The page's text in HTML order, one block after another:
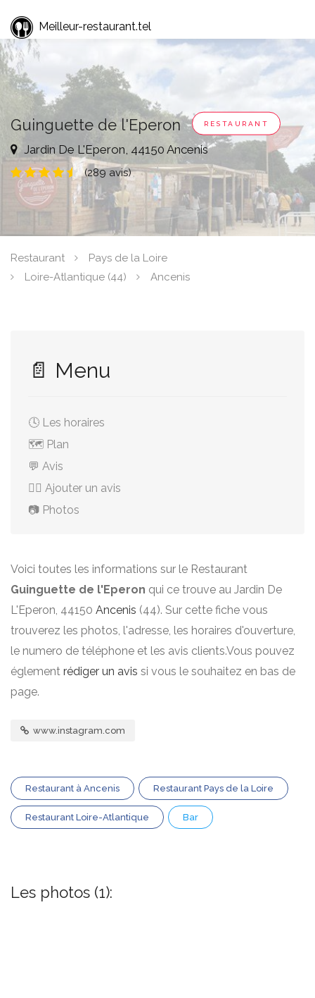
Meilleur-restaurant.tel
Guinguette de l'Eperon RESTAURANT
Jardin De L'Eperon, 44150 Ancenis
(289 avis)
Restaurant
Pays de la Loire
Loire-Atlantique (44)
Ancenis
📄 Menu
🕓 Les horaires
🗺️ Plan
💬 Avis
✍🏻 Ajouter un avis
📷 Photos
Voici toutes les informations sur le Restaurant
Guinguette de l'Eperon qui ce trouve au Jardin De
L'Eperon, 44150 Ancenis (44). Sur cette fiche vous
trouverez les photos, l'adresse, les horaires d'ouverture,
le numero de téléphone et les avis clients.Vous pouvez
églement rédiger un avis si vous le souhaitez en bas de
page.
www.instagram.com
Restaurant à Ancenis Restaurant Pays de la Loire
Restaurant Loire-Atlantique Bar
Les photos (1):